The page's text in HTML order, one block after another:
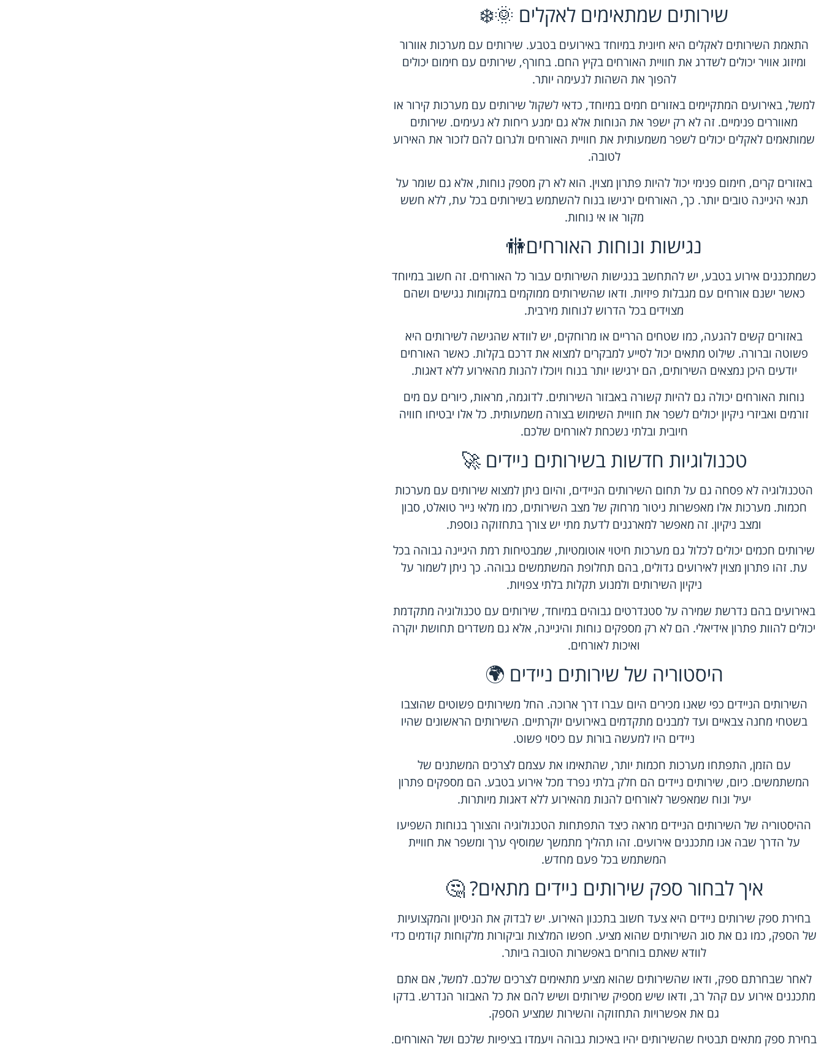
שירותים שמתאימים לאקלים 🌞❄️
התאמת השירותים לאקלים היא חיונית במיוחד באירועים בטבע. שירותים עם מערכות אוורור
ומיזוג אוויר יכולים לשדרג את חוויית האורחים בקיץ החם. בחורף, שירותים עם חימום יכולים
להפוך את השהות לנעימה יותר.
למשל, באירועים המתקיימים באזורים חמים במיוחד, כדאי לשקול שירותים עם מערכות קירור או
מאווררים פנימיים. זה לא רק ישפר את הנוחות אלא גם ימנע ריחות לא נעימים. שירותים
שמותאמים לאקלים יכולים לשפר משמעותית את חוויית האורחים ולגרום להם לזכור את האירוע
לטובה.
באזורים קרים, חימום פנימי יכול להיות פתרון מצוין. הוא לא רק מספק נוחות, אלא גם שומר על
תנאי היגיינה טובים יותר. כך, האורחים ירגישו בנוח להשתמש בשירותים בכל עת, ללא חשש
מקור או אי נוחות.
נגישות ונוחות האורחים🚻
כשמתכננים אירוע בטבע, יש להתחשב בנגישות השירותים עבור כל האורחים. זה חשוב במיוחד
כאשר ישנם אורחים עם מגבלות פיזיות. ודאו שהשירותים ממוקמים במקומות נגישים ושהם
מצוידים בכל הדרוש לנוחות מירבית.
באזורים קשים להגעה, כמו שטחים הרריים או מרוחקים, יש לוודא שהגישה לשירותים היא
פשוטה וברורה. שילוט מתאים יכול לסייע למבקרים למצוא את דרכם בקלות. כאשר האורחים
יודעים היכן נמצאים השירותים, הם ירגישו יותר בנוח ויוכלו להנות מהאירוע ללא דאגות.
נוחות האורחים יכולה גם להיות קשורה באבזור השירותים. לדוגמה, מראות, כיורים עם מים
זורמים ואביזרי ניקיון יכולים לשפר את חוויית השימוש בצורה משמעותית. כל אלו יבטיחו חוויה
חיובית ובלתי נשכחת לאורחים שלכם.
טכנולוגיות חדשות בשירותים ניידים 🚀
הטכנולוגיה לא פסחה גם על תחום השירותים הניידים, והיום ניתן למצוא שירותים עם מערכות
חכמות. מערכות אלו מאפשרות ניטור מרחוק של מצב השירותים, כמו מלאי נייר טואלט, סבון
ומצב ניקיון. זה מאפשר למארגנים לדעת מתי יש צורך בתחזוקה נוספת.
שירותים חכמים יכולים לכלול גם מערכות חיטוי אוטומטיות, שמבטיחות רמת היגיינה גבוהה בכל
עת. זהו פתרון מצוין לאירועים גדולים, בהם תחלופת המשתמשים גבוהה. כך ניתן לשמור על
ניקיון השירותים ולמנוע תקלות בלתי צפויות.
באירועים בהם נדרשת שמירה על סטנדרטים גבוהים במיוחד, שירותים עם טכנולוגיה מתקדמת
יכולים להוות פתרון אידיאלי. הם לא רק מספקים נוחות והיגיינה, אלא גם משדרים תחושת יוקרה
ואיכות לאורחים.
היסטוריה של שירותים ניידים 🌍
השירותים הניידים כפי שאנו מכירים היום עברו דרך ארוכה. החל משירותים פשוטים שהוצבו
בשטחי מחנה צבאיים ועד למבנים מתקדמים באירועים יוקרתיים. השירותים הראשונים שהיו
ניידים היו למעשה בורות עם כיסוי פשוט.
עם הזמן, התפתחו מערכות חכמות יותר, שהתאימו את עצמם לצרכים המשתנים של
המשתמשים. כיום, שירותים ניידים הם חלק בלתי נפרד מכל אירוע בטבע. הם מספקים פתרון
יעיל ונוח שמאפשר לאורחים להנות מהאירוע ללא דאגות מיותרות.
ההיסטוריה של השירותים הניידים מראה כיצד התפתחות הטכנולוגיה והצורך בנוחות השפיעו
על הדרך שבה אנו מתכננים אירועים. זהו תהליך מתמשך שמוסיף ערך ומשפר את חוויית
המשתמש בכל פעם מחדש.
איך לבחור ספק שירותים ניידים מתאים? 🤔
בחירת ספק שירותים ניידים היא צעד חשוב בתכנון האירוע. יש לבדוק את הניסיון והמקצועיות
של הספק, כמו גם את סוג השירותים שהוא מציע. חפשו המלצות וביקורות מלקוחות קודמים כדי
לוודא שאתם בוחרים באפשרות הטובה ביותר.
לאחר שבחרתם ספק, ודאו שהשירותים שהוא מציע מתאימים לצרכים שלכם. למשל, אם אתם
מתכננים אירוע עם קהל רב, ודאו שיש מספיק שירותים ושיש להם את כל האבזור הנדרש. בדקו
גם את אפשרויות התחזוקה והשירות שמציע הספק.
בחירת ספק מתאים תבטיח שהשירותים יהיו באיכות גבוהה ויעמדו בציפיות שלכם ושל האורחים.